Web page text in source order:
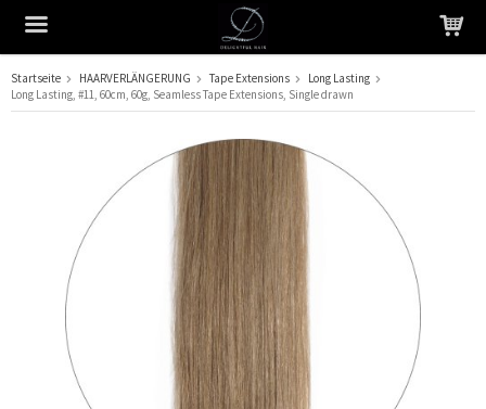
Das Produkt wurde in Ihren Warenkorb gelegt
Startseite HAARVERLÄNGERUNG Tape Extensions
Long Lasting
Long Lasting, #11, 60cm, 60g, Seamless Tape Extensions, Single drawn